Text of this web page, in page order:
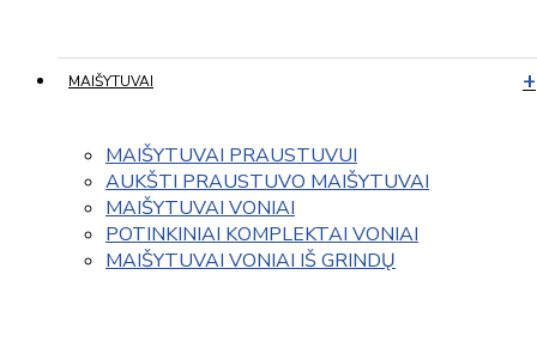
MAIŠYTUVAI
MAIŠYTUVAI PRAUSTUVUI
AUKŠTI PRAUSTUVO MAIŠYTUVAI
MAIŠYTUVAI VONIAI
POTINKINIAI KOMPLEKTAI VONIAI
MAIŠYTUVAI VONIAI IŠ GRINDŲ